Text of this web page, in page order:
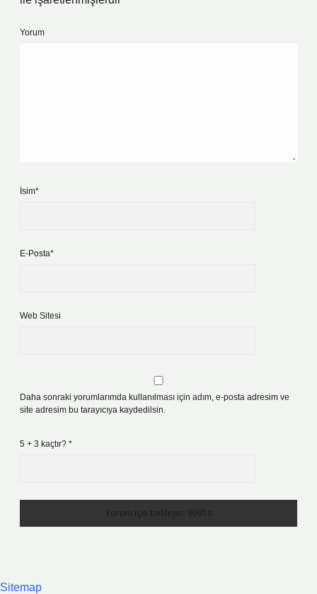
Yorum
İsim*
E-Posta*
Web Sitesi
Daha sonraki yorumlarımda kullanılması için adım, e-posta adresim ve
site adresim bu tarayıcıya kaydedilsin.
5 + 3 kaçtır? *
Sitemap